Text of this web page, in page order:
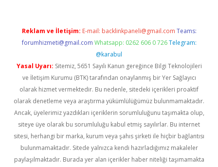
Reklam ve İletişim: E-mail: backlinkpaneli@gmail.com Teams:
forumhizmeti@gmail.com Whatsapp: 0262 606 0 726 Telegram:
@karabul
Yasal Uyarı: Sitemiz, 5651 Sayılı Kanun gereğince Bilgi Teknolojileri
ve İletişim Kurumu (BTK) tarafından onaylanmış bir Yer Sağlayıcı
olarak hizmet vermektedir. Bu nedenle, sitedeki içerikleri proaktif
olarak denetleme veya araştırma yükümlülüğümüz bulunmamaktadır.
Ancak, üyelerimiz yazdıkları içeriklerin sorumluluğunu taşımakta olup,
siteye üye olarak bu sorumluluğu kabul etmiş sayılırlar. Bu internet
sitesi, herhangi bir marka, kurum veya şahıs şirketi ile hiçbir bağlantısı
bulunmamaktadır. Sitede yalnızca kendi hazırladığımız makaleler
paylaşılmaktadır. Burada yer alan içerikler haber niteliği taşımamakta